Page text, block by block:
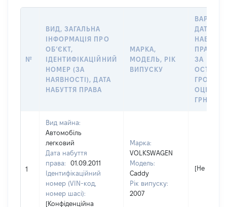
№
ВИД, ЗАГАЛЬНА
ІНФОРМАЦІЯ ПРО
ОБʼЄКТ,
ІДЕНТИФІКАЦІЙНИЙ
НОМЕР (ЗА
НАЯВНОСТІ), ДАТА
НАБУТТЯ ПРАВА
МАРКА,
МОДЕЛЬ, РІК
ВИПУСКУ
ДАТУ
НАБУТТЯ
ПРАВА
ЗА
ГРН
1
Вид майна:
Автомобіль
легковий
Дата набуття
права:
01.09.2011
Ідентифікаційний
номер (VIN-код,
номер шасі):
[Конфіденційна
Марка:
VOLKSWAGEN
Модель:
Caddy
Рік випуску:
2007
[Не